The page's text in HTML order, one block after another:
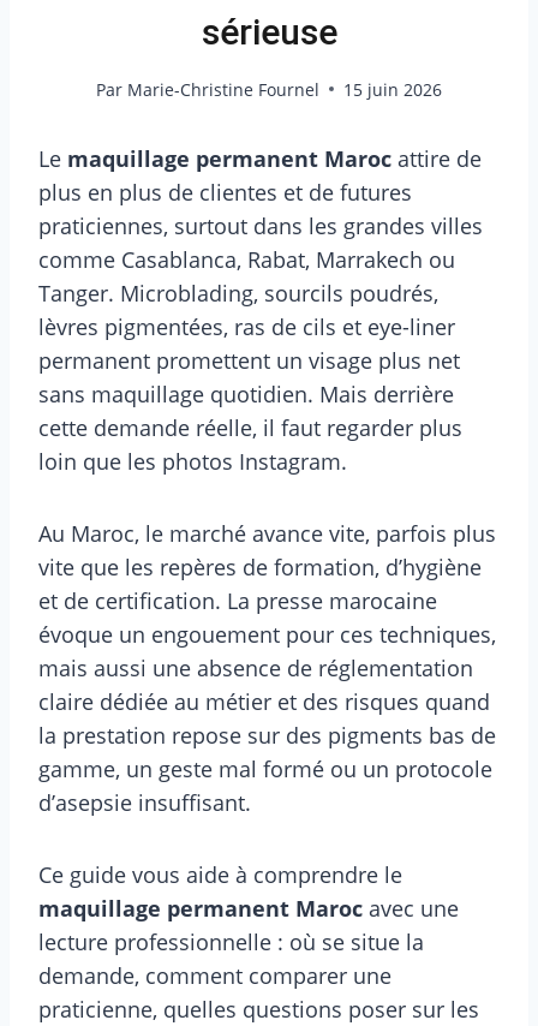
sérieuse
Par Marie-Christine Fournel 15 juin 2026
Le maquillage permanent Maroc attire de
plus en plus de clientes et de futures
praticiennes, surtout dans les grandes villes
comme Casablanca, Rabat, Marrakech ou
Tanger. Microblading, sourcils poudrés,
lèvres pigmentées, ras de cils et eye-liner
permanent promettent un visage plus net
sans maquillage quotidien. Mais derrière
cette demande réelle, il faut regarder plus
loin que les photos Instagram.
Au Maroc, le marché avance vite, parfois plus
vite que les repères de formation, d’hygiène
et de certification. La presse marocaine
évoque un engouement pour ces techniques,
mais aussi une absence de réglementation
claire dédiée au métier et des risques quand
la prestation repose sur des pigments bas de
gamme, un geste mal formé ou un protocole
d’asepsie insuffisant.
Ce guide vous aide à comprendre le
maquillage permanent Maroc avec une
lecture professionnelle : où se situe la
demande, comment comparer une
praticienne, quelles questions poser sur les